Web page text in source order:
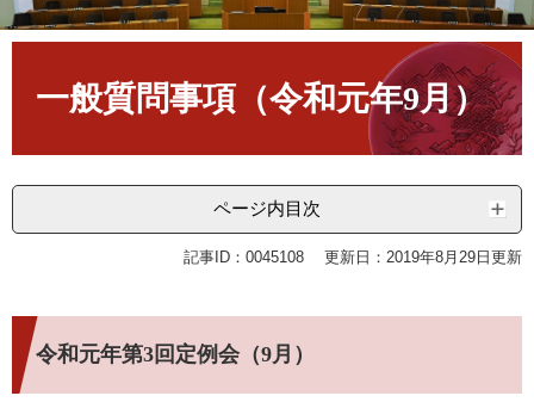
本
文
一般質問事項（令和元年9月）
ページ内目次
記事ID：0045108 更新日：2019年8月29日更新
令和元年第3回定例会（9月）